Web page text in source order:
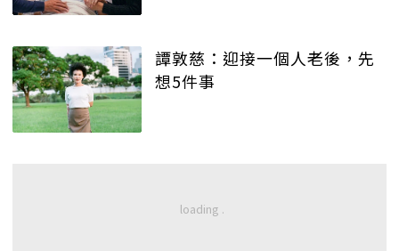
譚敦慈：迎接一個人老後，先
想5件事